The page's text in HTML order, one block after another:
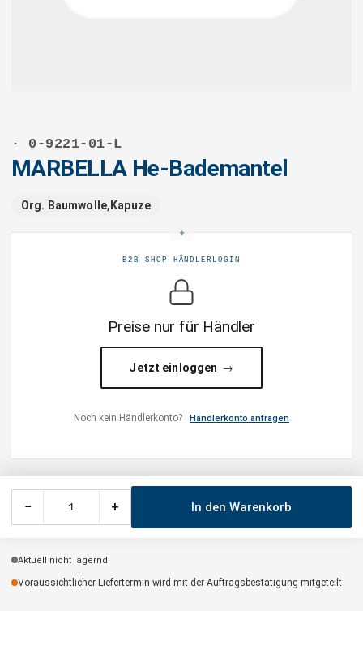
· 0-9221-01-L
MARBELLA He-Bademantel
Org. Baumwolle,Kapuze
B2B-SHOP HÄNDLERLOGIN
Preise nur für Händler
Jetzt einloggen
Noch kein Händlerkonto? Händlerkonto anfragen
− + In den Warenkorb
Aktuell nicht lagernd
Voraussichtlicher Liefertermin wird mit der Auftragsbestätigung mitgeteilt